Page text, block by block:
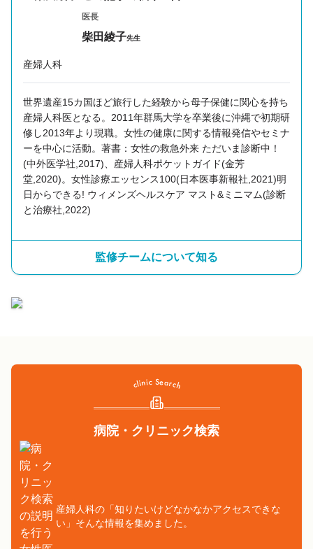
医長
柴田綾子先生
産婦人科
世界遺産15カ国ほど旅行した経験から母子保健に関心を持ち
産婦人科医となる。 2011年群馬大学を卒業後に沖縄で初期研
修し2013年より現職。女性の健康に関する情報発信やセミナ
ーを中心に活動。著書：女性の救急外来 ただいま診断中！
(中外医学社,2017)、産婦人科ポケットガイド(金芳
堂,2020)。女性診療エッセンス100(日本医事新報社,2021)明
日からできる! ウィメンズヘルスケア マスト&ミニマム(診断
と治療社,2022)
監修チームについて知る
病院・クリニック検索
産婦人科の「知りたいけどなかなかアクセスできな
い」そんな情報を集めました。